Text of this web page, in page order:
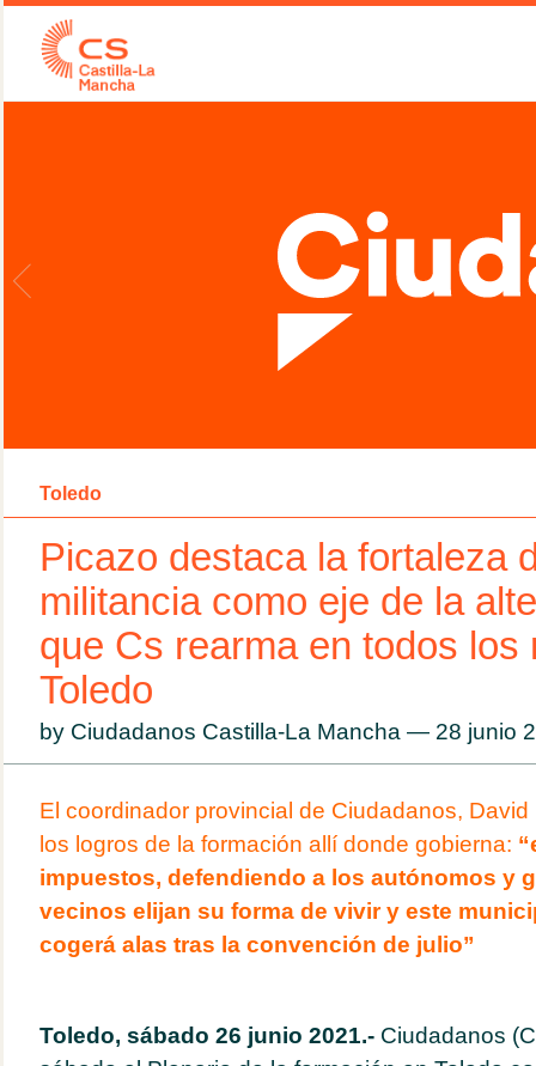
Toledo
Picazo destaca la fortaleza
militancia como eje de la
que Cs rearma en todos los
Toledo
by Ciudadanos Castilla-La Mancha — 28 junio
El coordinador provincial de Ciudadanos,
los logros de la formación allí donde gobierna:
impuestos, defendiendo a los autónomos y
vecinos elijan su forma de vivir y este
cogerá alas tras la convención de julio”
Toledo, sábado 26 junio 2021.- Ciudadanos